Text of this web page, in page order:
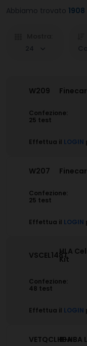
Abbiamo trovato 1908
24
W209
Confezione:
25 test
Effettua il LOGIN
W207
Confezione:
25 test
Effettua il LOGIN
VSCEL148THLA
Kit
Confezione:
48 test
Effettua il LOGIN
VETQCLHBAB-HBA